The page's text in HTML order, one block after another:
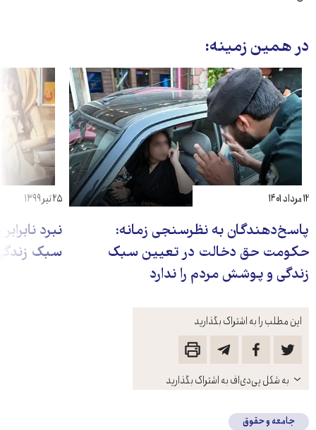
این مطلب را به اشتراک بگذارید
باز
کنید
به شکل پی‌دی‌اف به اشتراک بگذارید
در همین زمینه:
پاسخ‌دهندگان به نظرسنجی زمانه:
حکومت حق دخالت در تعیین سبک
زندگی و پوشش مردم را ندارد
۱۲ مرداد ۱۴۰۱
نبرد
سبک
۲۵ تیر ۱۳۹۹
جامعه و حقوق